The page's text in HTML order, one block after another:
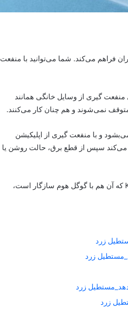
فراهم می‌کند. شما می‌توانید با منفعت
نظر خود برای منفعت گیری از وسایل خانگی همانند
متوقف نمی‌شوند و هم چنان کار می‌کنند.
و با منفعت گیری از اپلیکیشن
می‌کند سپس از قطع برق، حالت روشن یا
Smart Plug 2 با رنگ سفید ساخته شده و طراحی جمع‌وجور آن با پریز هوشمند Kasa که آن هم با گوگل هوم سازگار است،
زرد
زرد
دهد_مستطیل زرد